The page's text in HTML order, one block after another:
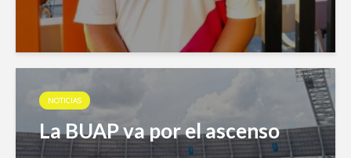
NOTICIAS
La BUAP va por el ascenso